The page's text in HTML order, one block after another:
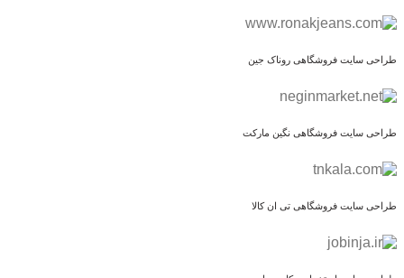
طراحی سایت فروشگاهی روناک جین
طراحی سایت فروشگاهی نگین مارکت
طراحی سایت فروشگاهی تی ان کالا